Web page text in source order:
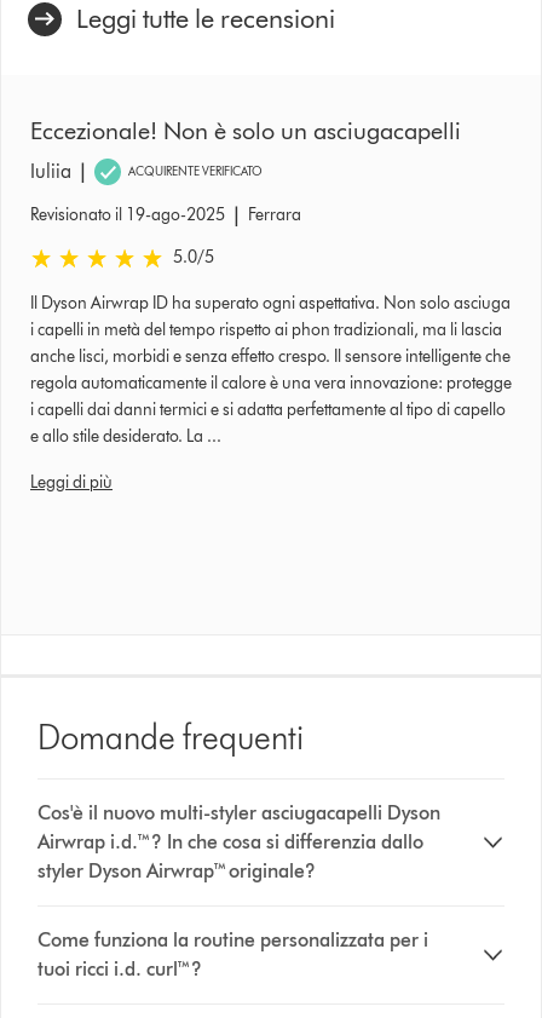
Leggi tutte le recensioni
Eccezionale! Non è solo un asciugacapelli
Iuliia | ACQUIRENTE VERIFICATO
Revisionato il 19-ago-2025 | Ferrara
5.0 stelle su 5 da Revisionato il 19-ago-2025 Ratings
5.0/5
Il Dyson Airwrap ID ha superato ogni aspettativa. Non solo asciuga
i capelli in metà del tempo rispetto ai phon tradizionali, ma li lascia
anche lisci, morbidi e senza effetto crespo. Il sensore intelligente che
regola automaticamente il calore è una vera innovazione: protegge
i capelli dai danni termici e si adatta perfettamente al tipo di capello
e allo stile desiderato. La ...
Leggi di più
Domande frequenti
Cos'è il nuovo multi-styler asciugacapelli Dyson
Airwrap i.d.™? In che cosa si differenzia dallo
styler Dyson Airwrap™ originale?
Come funziona la routine personalizzata per i
tuoi ricci i.d. curl™?